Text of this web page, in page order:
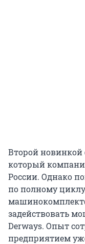
Второй новинкой
который
России. Однако
по полному
задействовать
Derways. Опыт
предприятием